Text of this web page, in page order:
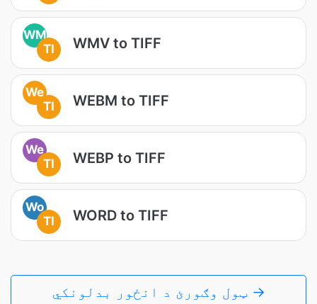
WM
TI
WMV to TIFF
We
TI
WEBM to TIFF
We
TI
WEBP to TIFF
Wo
TI
WORD to TIFF
ټول وګورئ د انځور بدلونکي →